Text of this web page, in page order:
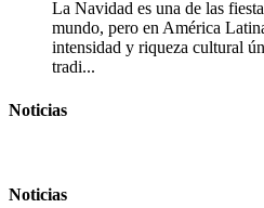
La Navidad es una de las
mundo, pero en América
intensidad y riqueza cultural
tradi...
Noticias
Noticias